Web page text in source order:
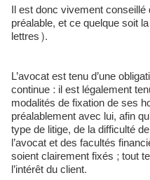
Il est donc vivement
préalable, et ce quelque soit
lettres).
L’avocat est tenu d’une
continue : il est légalement
modalités de fixation de ses
préalablement avec lui, afin
type de litige, de la difficulté
l’avocat et des facultés
soient clairement fixés ; tout
l’intérêt du client.